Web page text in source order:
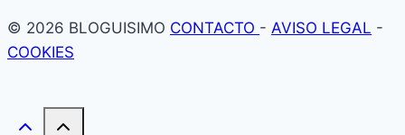
© 2026 BLOGUISIMO CONTACTO - AVISO LEGAL -
COOKIES